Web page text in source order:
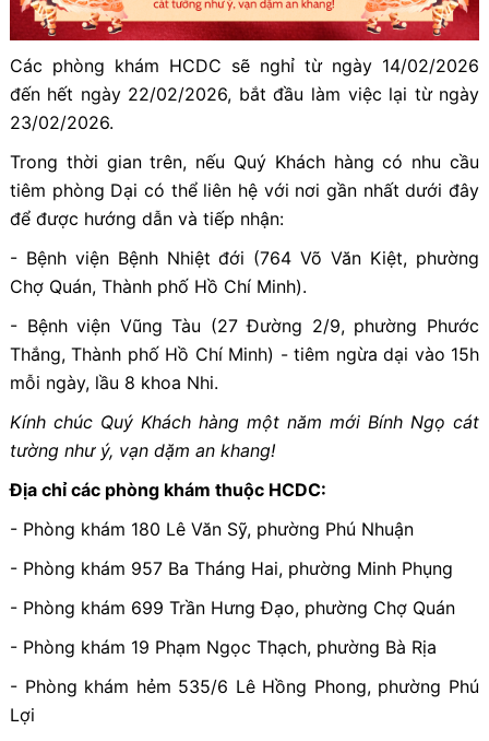
Các phòng khám HCDC sẽ nghỉ từ ngày 14/02/2026
đến hết ngày 22/02/2026, bắt đầu làm việc lại từ ngày
23/02/2026.
Trong thời gian trên, nếu Quý Khách hàng có nhu cầu
tiêm phòng Dại có thể liên hệ với nơi gần nhất dưới đây
để được hướng dẫn và tiếp nhận:
- Bệnh viện Bệnh Nhiệt đới (764 Võ Văn Kiệt, phường
Chợ Quán, Thành phố Hồ Chí Minh).
- Bệnh viện Vũng Tàu (27 Đường 2/9, phường Phước
Thắng, Thành phố Hồ Chí Minh) - tiêm ngừa dại vào 15h
mỗi ngày, lầu 8 khoa Nhi.
Kính chúc Quý Khách hàng một năm mới Bính Ngọ cát
tường như ý, vạn dặm an khang!
Địa chỉ các phòng khám thuộc HCDC:
- Phòng khám 180 Lê Văn Sỹ, phường Phú Nhuận
- Phòng khám 957 Ba Tháng Hai, phường Minh Phụng
- Phòng khám 699 Trần Hưng Đạo, phường Chợ Quán
- Phòng khám 19 Phạm Ngọc Thạch, phường Bà Rịa
- Phòng khám hẻm 535/6 Lê Hồng Phong, phường Phú
Lợi